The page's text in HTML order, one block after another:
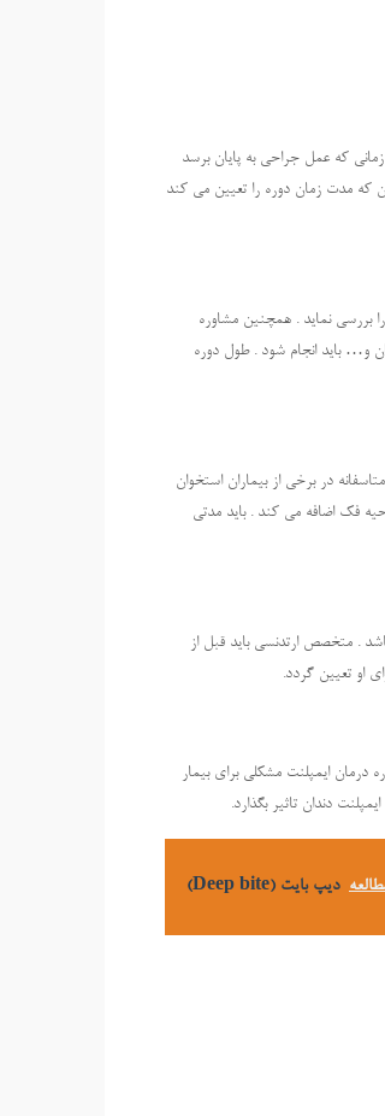
که عمل جراحی به پایان برسد
ببرد . به طور کلی مراحل درمان که مدت زمان دوره را تعیین می کند
بررسی نماید . همچنین مشاوره
و… باید انجام شود . طول دوره
در برخی از بیماران استخوان
فک اضافه می کند . باید مدتی
. متخصص ارتدنسی باید قبل از
او تعیین گردد.
درمان ایمپلنت مشکلی برای بیمار
دندان تاثیر بگذارد.
دیپ بایت (Deep bite)